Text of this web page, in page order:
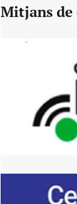
Mitjans